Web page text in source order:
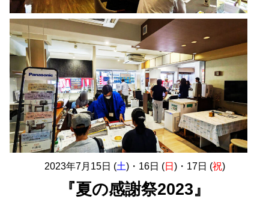
2023年7月15日 (土)・16日 (日 )・17日 (祝)
『夏の感謝祭2023』